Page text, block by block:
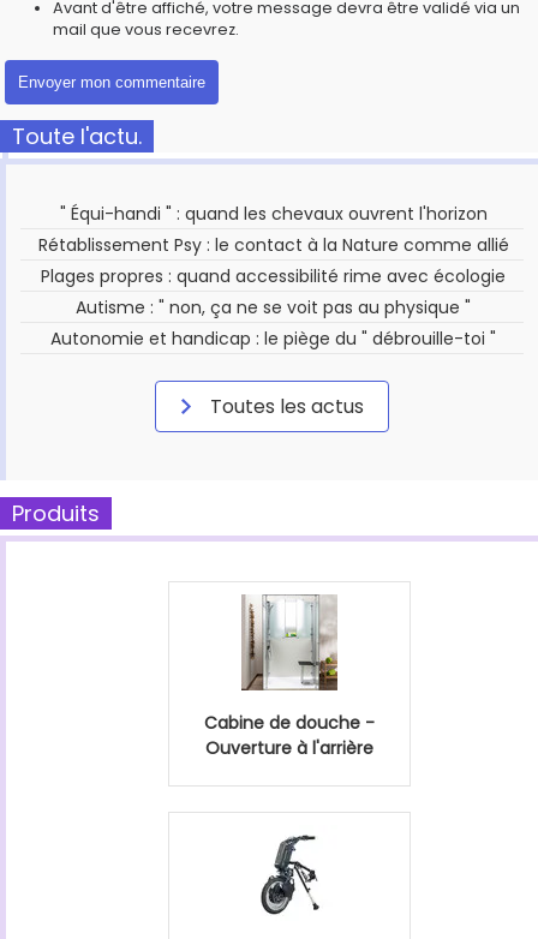
Avant d'être affiché, votre message devra être validé via un
mail que vous recevrez.
Toute l'actu.
" Équi-handi " : quand les chevaux ouvrent l'horizon
Rétablissement Psy : le contact à la Nature comme allié
Plages propres : quand accessibilité rime avec écologie
Autisme : " non, ça ne se voit pas au physique "
Autonomie et handicap : le piège du " débrouille-toi "
Toutes les actus
Produits
Cabine de douche -
Ouverture à l'arrière